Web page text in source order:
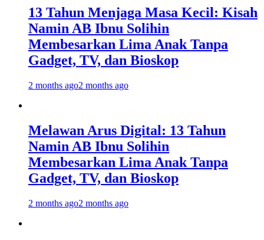
13 Tahun Menjaga Masa Kecil: Kisah
Namin AB Ibnu Solihin
Membesarkan Lima Anak Tanpa
Gadget, TV, dan Bioskop
2 months ago2 months ago
Melawan Arus Digital: 13 Tahun
Namin AB Ibnu Solihin
Membesarkan Lima Anak Tanpa
Gadget, TV, dan Bioskop
2 months ago2 months ago